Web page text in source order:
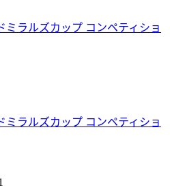
ミラルズカップ コンペティショ
ミラルズカップ コンペティショ